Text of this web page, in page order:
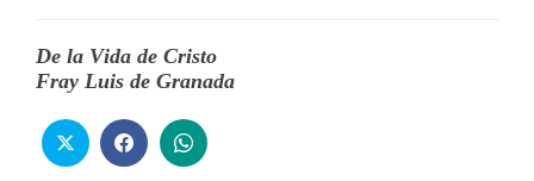
De la Vida de Cristo
Fray Luis de Granada